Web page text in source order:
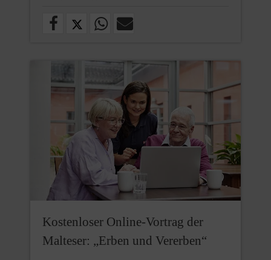
Kostenloser Online-Vortrag der
Malteser: „Erben und Vererben“